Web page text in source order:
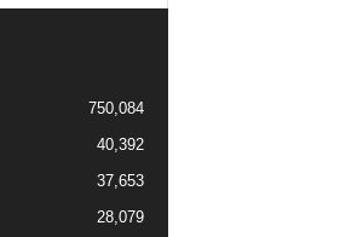
750,084
40,392
37,653
28,079